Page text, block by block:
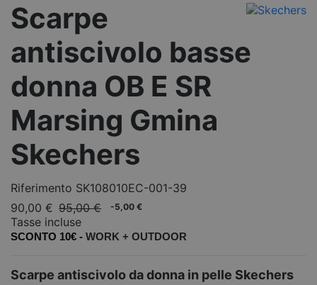
Scarpe
antiscivolo basse
donna OB E SR
Marsing Gmina
Skechers
Riferimento SK108010EC-001-39
90,00 € 95,00 € -5,00 €
Tasse incluse
SCONTO 10€ - WORK + OUTDOOR
Scarpe antiscivolo da donna in pelle Skechers